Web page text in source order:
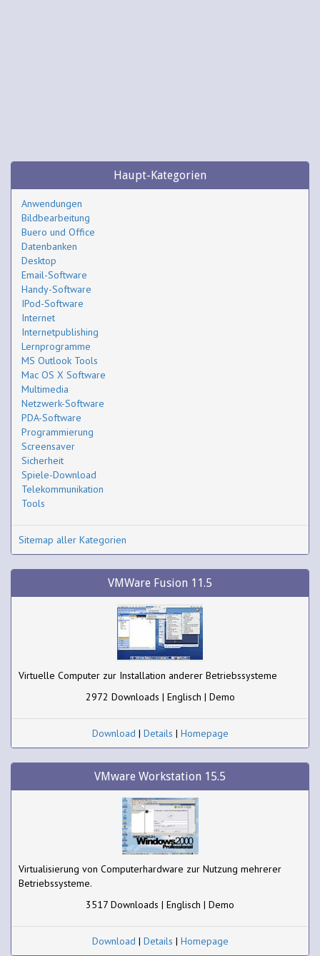
Haupt-Kategorien
Anwendungen
Bildbearbeitung
Buero und Office
Datenbanken
Desktop
Email-Software
Handy-Software
IPod-Software
Internet
Internetpublishing
Lernprogramme
MS Outlook Tools
Mac OS X Software
Multimedia
Netzwerk-Software
PDA-Software
Programmierung
Screensaver
Sicherheit
Spiele-Download
Telekommunikation
Tools
Sitemap aller Kategorien
VMWare Fusion 11.5
Virtuelle Computer zur Installation anderer Betriebssysteme
2972 Downloads | Englisch | Demo
Download | Details | Homepage
VMware Workstation 15.5
Virtualisierung von Computerhardware zur Nutzung mehrerer
Betriebssysteme.
3517 Downloads | Englisch | Demo
Download | Details | Homepage